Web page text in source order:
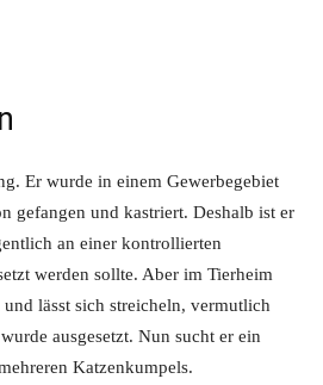
Er wurde in einem Gewerbegebiet
gefangen und kastriert. Deshalb ist er
an einer kontrollierten
werden sollte. Aber im Tierheim
lässt sich streicheln, vermutlich
ausgesetzt. Nun sucht er ein
Katzenkumpels.